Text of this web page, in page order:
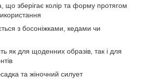
що зберігає колір та форму протягом
з босоніжками, кедами чи
як для щоденних образів, так і для
та жіночний силует